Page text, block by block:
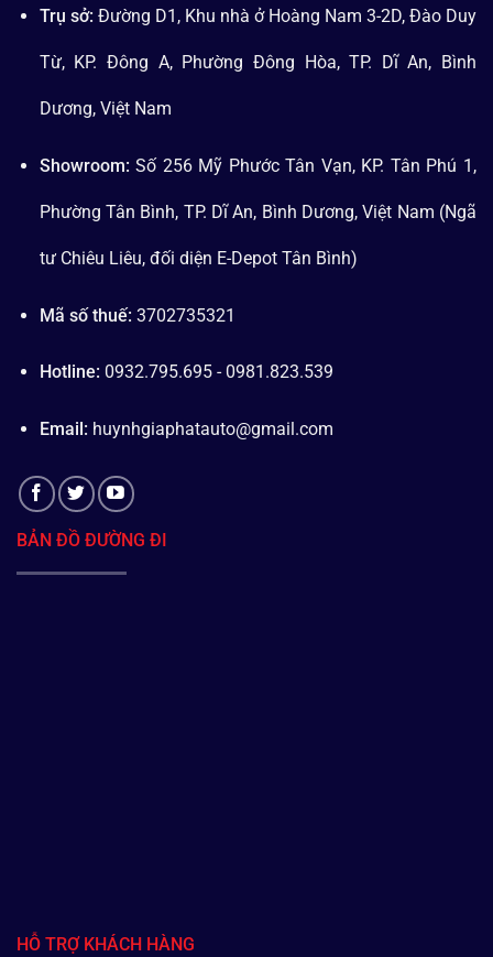
Trụ sở: Đường D1, Khu nhà ở Hoàng Nam 3-2D, Đào Duy
Từ, KP. Đông A, Phường Đông Hòa, TP. Dĩ An, Bình
Dương, Việt Nam
Showroom: Số 256 Mỹ Phước Tân Vạn, KP. Tân Phú 1,
Phường Tân Bình, TP. Dĩ An, Bình Dương, Việt Nam (Ngã
tư Chiêu Liêu, đối diện E-Depot Tân Bình)
Mã số thuế: 3702735321
Hotline: 0932.795.695 - 0981.823.539
Email: huynhgiaphatauto@gmail.com
BẢN ĐỒ ĐƯỜNG ĐI
HỖ TRỢ KHÁCH HÀNG